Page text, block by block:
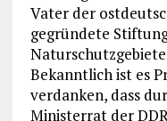
Vater der
gegründete
Bekanntlich ist es
verdanken, dass
Ministerrat der